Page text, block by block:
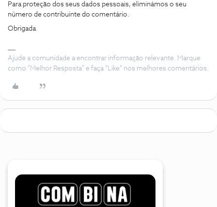
Para proteção dos seus dados pessoais, eliminámos o seu
número de contribuinte do comentário.
Obrigada
Ajude a comunidade a encontrar informação relevante. Marque
como "Melhor Resposta" e faça "Like" nos melhores comentários.